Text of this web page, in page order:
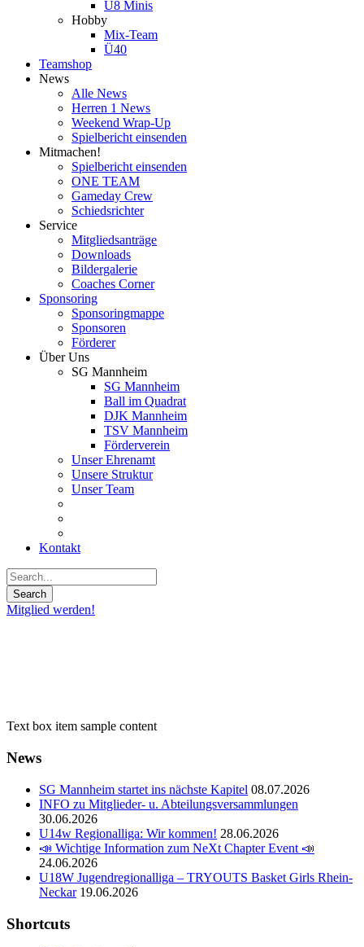
U8 Minis
Hobby
Mix-Team
Ü40
Teamshop
News
Alle News
Herren 1 News
Weekend Wrap-Up
Spielbericht einsenden
Mitmachen!
Spielbericht einsenden
ONE TEAM
Gameday Crew
Schiedsrichter
Service
Mitgliedsanträge
Downloads
Bildergalerie
Coaches Corner
Sponsoring
Sponsoringmappe
Sponsoren
Förderer
Über Uns
SG Mannheim
SG Mannheim
Ball im Quadrat
DJK Mannheim
TSV Mannheim
Förderverein
Unser Ehrenamt
Unsere Struktur
Unser Team
Kontakt
Mitglied werden!
Text box item sample content
News
SG Mannheim startet ins nächste Kapitel 08.07.2026
INFO zu Mitglieder- u. Abteilungsversammlungen
30.06.2026
U14w Regionalliga: Wir kommen! 28.06.2026
📣 Wichtige Information zum NeXt Chapter Event 📣
24.06.2026
U18W Jugendregionalliga – TRYOUTS Basket Girls Rhein-
Neckar 19.06.2026
Shortcuts